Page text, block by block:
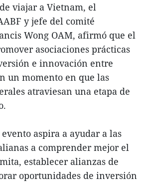
viajar a Vietnam, el
y jefe del comité
Wong OAM, afirmó que el
asociaciones prácticas
e innovación entre
un momento en que las
atraviesan una etapa de
aspira a ayudar a las
a comprender mejor el
establecer alianzas de
oportunidades de inversión